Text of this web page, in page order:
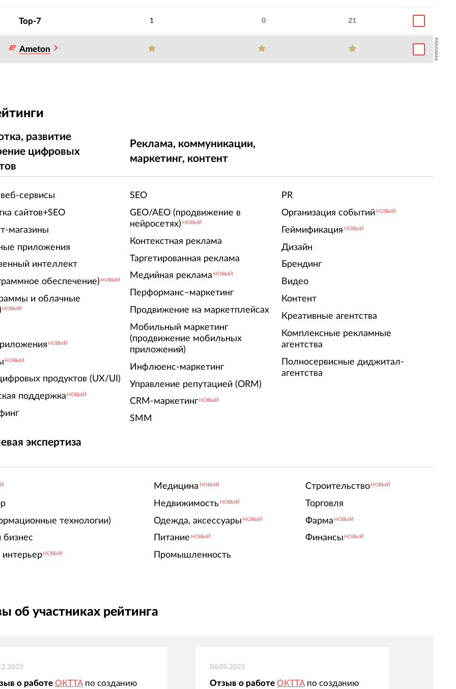
Top-7 1 0 21
Ameton РЕКЛАМА
развитие
цифровых
сервисы
сайтов+SEO
магазины
приложения
интеллект
обеспечение) НОВЫЙ
и облачные
НОВЫЙ
НОВЫЙ
НОВЫЙ
продуктов (UX/UI)
поддержка НОВЫЙ
Реклама, коммуникации,
маркетинг, контент
SEO
GEO/AEO (продвижение в
нейросетях) НОВЫЙ
Контекстная реклама
Таргетированная реклама
Медийная реклама НОВЫЙ
Перформанс–маркетинг
Продвижение на маркетплейсах
Мобильный маркетинг
(продвижение мобильных
приложений)
Инфлюенс-маркетинг
Управление репутацией (ORM)
CRM-маркетинг НОВЫЙ
SMM
PR
Организация событий НОВЫЙ
Геймификация НОВЫЙ
Дизайн
Брендинг
Видео
Контент
Креативные агентства
Комплексные рекламные
агентства
Полносервисные диджитал-
агентства
экспертиза
технологии)
НОВЫЙ
Медицина НОВЫЙ
Недвижимость НОВЫЙ
Одежда, аксессуары НОВЫЙ
Питание НОВЫЙ
Промышленность
Строительство НОВЫЙ
Торговля
Фарма НОВЫЙ
Финансы НОВЫЙ
об участниках рейтинга
о работе OKTTAпо созданию
06.05.2025
Отзыв о работе OKTTAпо созданию